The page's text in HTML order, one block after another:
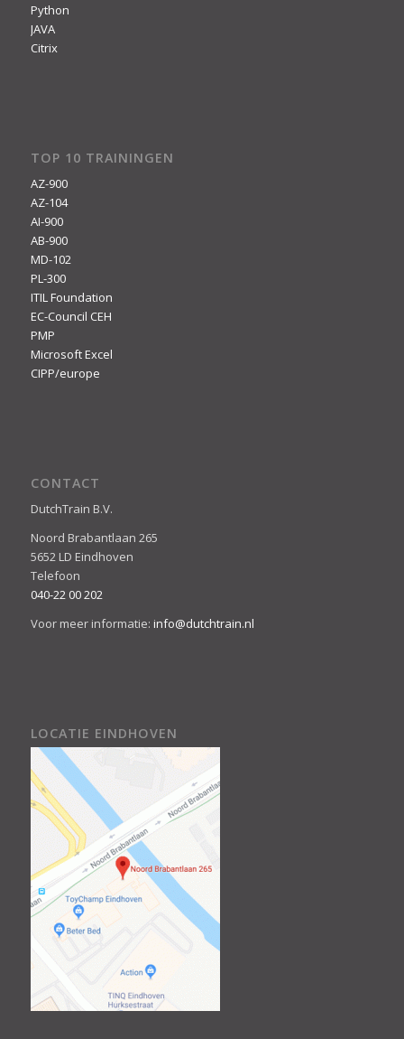
Python
JAVA
Citrix
TOP 10 TRAININGEN
AZ-900
AZ-104
AI-900
AB-900
MD-102
PL-300
ITIL Foundation
EC-Council CEH
PMP
Microsoft Excel
CIPP/europe
CONTACT
DutchTrain B.V.
Noord Brabantlaan 265
5652 LD Eindhoven
Telefoon
040-22 00 202
Voor meer informatie: info@dutchtrain.nl
LOCATIE EINDHOVEN